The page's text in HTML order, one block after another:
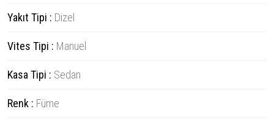
Yakıt Tipi : Dizel
Vites Tipi : Manuel
Kasa Tipi : Sedan
Renk : Füme